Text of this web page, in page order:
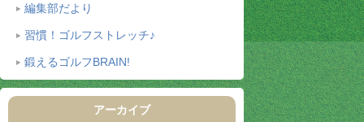
編集部だより
習慣！ゴルフストレッチ♪
鍛えるゴルフBRAIN!
アーカイブ